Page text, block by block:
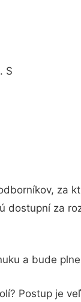
S
za
dostupní za
a bude
Postup je